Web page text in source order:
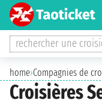
rechercher une
home›Compagnies de
Croisières